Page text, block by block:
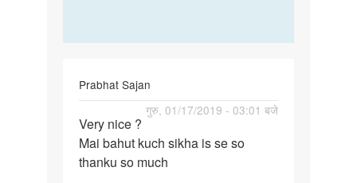
Prabhat Sajan
गुरु, 01/17/2019 - 03:01 बजे
Very
nice
?
Very nice ?
Mai bahut kuch sikha is se so
thanku so much